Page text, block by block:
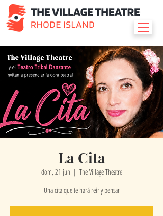
La Cita
dom, 21 jun
  |
The Village Theatre
Una cita que te hará reír y pensar